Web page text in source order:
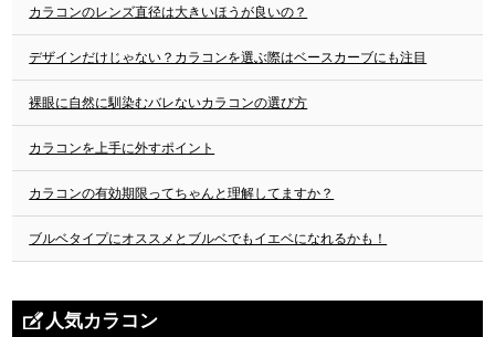
カラコンのレンズ直径は大きいほうが良いの？
デザインだけじゃない？カラコンを選ぶ際はベースカーブにも注目
裸眼に自然に馴染むバレないカラコンの選び方
カラコンを上手に外すポイント
カラコンの有効期限ってちゃんと理解してますか？
ブルベタイプにオススメとブルベでもイエベになれるかも！
人気カラコン